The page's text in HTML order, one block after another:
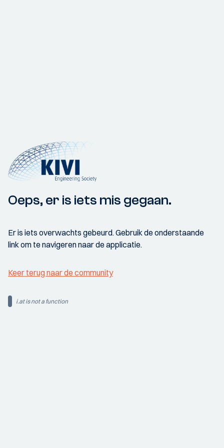
Oeps, er is iets mis gegaan.
Er is iets overwachts gebeurd. Gebruik de onderstaande
link om te navigeren naar de applicatie.
Keer terug naar de community
i.at is not a function